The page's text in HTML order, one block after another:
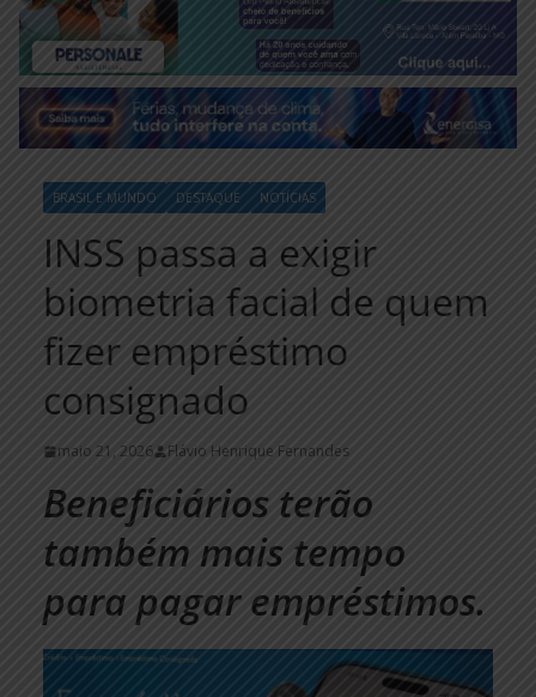
BRASIL E MUNDO DESTAQUE NOTÍCIAS
INSS passa a exigir
biometria facial de quem
fizer empréstimo
consignado
maio 21, 2026 Flávio Henrique Fernandes
Beneficiários terão
também mais tempo
para pagar empréstimos.